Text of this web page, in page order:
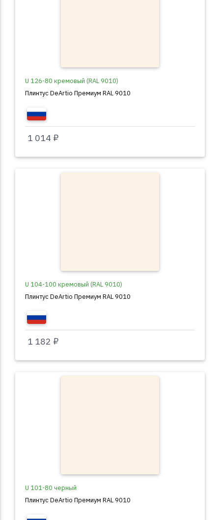
U 126-80 кремовый (RAL 9010)
Плинтус DeArtio Премиум RAL 9010
1 014 ₽
U 104-100 кремовый (RAL 9010)
Плинтус DeArtio Премиум RAL 9010
1 182 ₽
U 101-80 черный
Плинтус DeArtio Премиум RAL 9010